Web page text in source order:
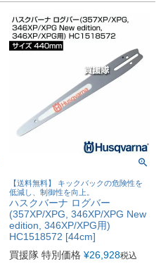
【送料無料】 キックバックの危険性を
低減し、制御性を向上。
ハスクバーナ ログバー
(357XP/XPG, 346XP/XPG New
edition, 346XP/XPG用)
HC1518572 [44cm]
買援隊 特別価格 ¥26,928税込